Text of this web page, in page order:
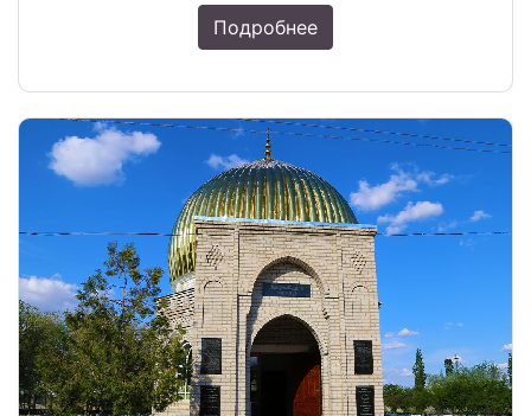
Подробнее